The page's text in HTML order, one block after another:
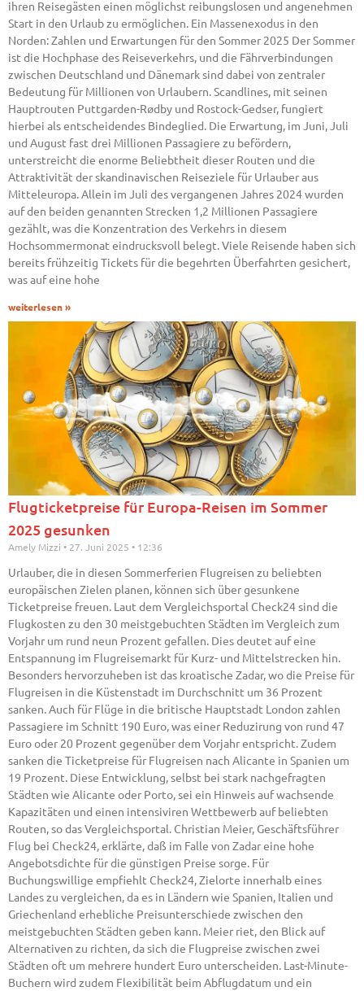
ihren Reisegästen einen möglichst reibungslosen und angenehmen
Start in den Urlaub zu ermöglichen. Ein Massenexodus in den
Norden: Zahlen und Erwartungen für den Sommer 2025 Der Sommer
ist die Hochphase des Reiseverkehrs, und die Fährverbindungen
zwischen Deutschland und Dänemark sind dabei von zentraler
Bedeutung für Millionen von Urlaubern. Scandlines, mit seinen
Hauptrouten Puttgarden-Rødby und Rostock-Gedser, fungiert
hierbei als entscheidendes Bindeglied. Die Erwartung, im Juni, Juli
und August fast drei Millionen Passagiere zu befördern,
unterstreicht die enorme Beliebtheit dieser Routen und die
Attraktivität der skandinavischen Reiseziele für Urlauber aus
Mitteleuropa. Allein im Juli des vergangenen Jahres 2024 wurden
auf den beiden genannten Strecken 1,2 Millionen Passagiere
gezählt, was die Konzentration des Verkehrs in diesem
Hochsommermonat eindrucksvoll belegt. Viele Reisende haben sich
bereits frühzeitig Tickets für die begehrten Überfahrten gesichert,
was auf eine hohe
weiterlesen »
Flugticketpreise für Europa-Reisen im Sommer
2025 gesunken
Amely Mizzi 27. Juni 2025 12:36
Urlauber, die in diesen Sommerferien Flugreisen zu beliebten
europäischen Zielen planen, können sich über gesunkene
Ticketpreise freuen. Laut dem Vergleichsportal Check24 sind die
Flugkosten zu den 30 meistgebuchten Städten im Vergleich zum
Vorjahr um rund neun Prozent gefallen. Dies deutet auf eine
Entspannung im Flugreisemarkt für Kurz- und Mittelstrecken hin.
Besonders hervorzuheben ist das kroatische Zadar, wo die Preise für
Flugreisen in die Küstenstadt im Durchschnitt um 36 Prozent
sanken. Auch für Flüge in die britische Hauptstadt London zahlen
Passagiere im Schnitt 190 Euro, was einer Reduzirung von rund 47
Euro oder 20 Prozent gegenüber dem Vorjahr entspricht. Zudem
sanken die Ticketpreise für Flugreisen nach Alicante in Spanien um
19 Prozent. Diese Entwicklung, selbst bei stark nachgefragten
Städten wie Alicante oder Porto, sei ein Hinweis auf wachsende
Kapazitäten und einen intensiviren Wettbewerb auf beliebten
Routen, so das Vergleichsportal. Christian Meier, Geschäftsführer
Flug bei Check24, erklärte, daß im Falle von Zadar eine hohe
Angebotsdichte für die günstigen Preise sorge. Für
Buchungswillige empfiehlt Check24, Zielorte innerhalb eines
Landes zu vergleichen, da es in Ländern wie Spanien, Italien und
Griechenland erhebliche Preisunterschiede zwischen den
meistgebuchten Städten geben kann. Meier riet, den Blick auf
Alternativen zu richten, da sich die Flugpreise zwischen zwei
Städten oft um mehrere hundert Euro unterscheiden. Last-Minute-
Buchern wird zudem Flexibilität beim Abflugdatum und ein